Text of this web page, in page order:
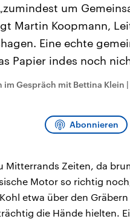
am 6.
neuen
wird das
Koalition aus
regiert.-
den Parteien
anstehenden
gehören die
den
mit großem
aktuelle
Programm Podcasts
um
Martin Koopmann,
Eine echte
Papier indes noch
im Gespräch mit Bettina Klein |
Abonnieren
Mitterrands Zeiten, da
Motor so richtig
etwa über den
die Hände hielten.